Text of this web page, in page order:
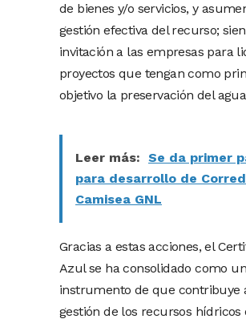
de bienes y/o servicios, y
gestión efectiva del recurso;
invitación a las empresas para
proyectos que tengan como
objetivo la preservación del
Leer más: Se da primer
para desarrollo de
Camisea GNL
Gracias a estas acciones, el
Azul se ha consolidado como un
instrumento de que contribuye
gestión de los recursos hídricos